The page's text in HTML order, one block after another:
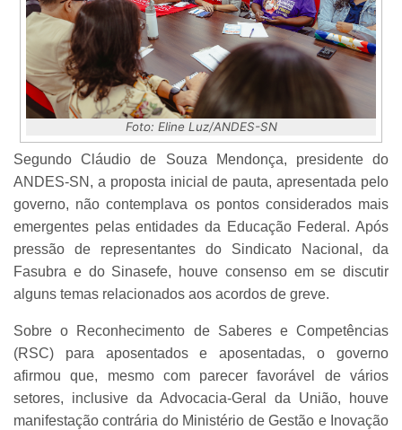
Foto: Eline Luz/ANDES-SN
Segundo Cláudio de Souza Mendonça, presidente do
ANDES-SN, a proposta inicial de pauta, apresentada pelo
governo, não contemplava os pontos considerados mais
emergentes pelas entidades da Educação Federal. Após
pressão de representantes do Sindicato Nacional, da
Fasubra e do Sinasefe, houve consenso em se discutir
alguns temas relacionados aos acordos de greve.
Sobre o Reconhecimento de Saberes e Competências
(RSC) para aposentados e aposentadas, o governo
afirmou que, mesmo com parecer favorável de vários
setores, inclusive da Advocacia-Geral da União, houve
manifestação contrária do Ministério de Gestão e Inovação